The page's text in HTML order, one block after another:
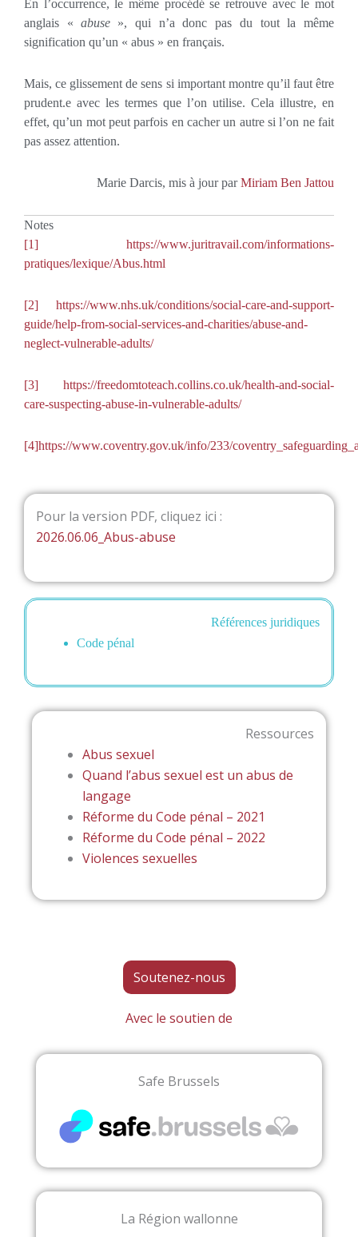
En l’occurrence, le même procédé se retrouve avec le mot
anglais « abuse », qui n’a donc pas du tout la même
signification qu’un « abus » en français.
Mais, ce glissement de sens si important montre qu’il faut être
prudent.e avec les termes que l’on utilise. Cela illustre, en
effet, qu’un mot peut parfois en cacher un autre si l’on ne fait
pas assez attention.
Marie Darcis, mis à jour parMiriam Ben Jattou
Notes
[1]
https://www.juritravail.com/informations-
pratiques/lexique/Abus.html
[2]
https://www.nhs.uk/conditions/social-care-and-support-
guide/help-from-social-services-and-charities/abuse-and-
neglect-vulnerable-adults/
[3]
https://freedomtoteach.collins.co.uk/health-and-social-
care-suspecting-abuse-in-vulnerable-adults/
[4]https://www.coventry.gov.uk/info/233/
Pour la version PDF, cliquez ici :
2026.06.06_Abus-abuse
Références juridiques
Code pénal
Ressources
Abus sexuel
Quand l’abus sexuel est un abus de
langage
Réforme du Code pénal – 2021
Réforme du Code pénal – 2022
Violences sexuelles
Soutenez-nous
Avec le soutien de
Safe Brussels
La Région wallonne